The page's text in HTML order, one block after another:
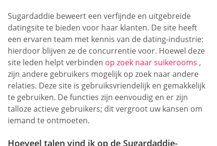
Sugardaddie beweert een verfijnde en uitgebreide
datingsite te bieden voor haar klanten. De site heeft
een ervaren team met kennis van de dating-industrie:
hierdoor blijven ze de concurrentie voor. Hoewel deze
site leden helpt verbinden op zoek naar suikerooms ,
zijn andere gebruikers mogelijk op zoek naar andere
relaties. Deze site is gebruiksvriendelijk en gemakkelijk
te gebruiken. De functies zijn eenvoudig en er zijn
talloze actieve gebruikers; dit vergroot uw kansen om
iemand te ontmoeten.
Hoeveel talen vind ik op de Sugardaddie-